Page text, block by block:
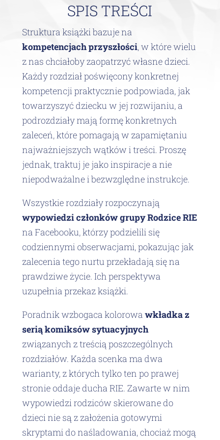
SPIS TREŚCI
Struktura książki bazuje na
kompetencjach przyszłości, w które wielu
z nas chciałoby zaopatrzyć własne dzieci.
Każdy rozdział poświęcony konkretnej
kompetencji praktycznie podpowiada, jak
towarzyszyć dziecku w jej rozwijaniu, a
podrozdziały mają formę konkretnych
zaleceń, które pomagają w zapamiętaniu
najważniejszych wątków i treści. Proszę
jednak, traktuj je jako inspiracje a nie
niepodważalne i bezwzględne instrukcje.
Wszystkie rozdziały rozpoczynają
wypowiedzi członków grupy Rodzice RIE
na Facebooku, którzy podzielili się
codziennymi obserwacjami, pokazując jak
zalecenia tego nurtu przekładają się na
prawdziwe życie. Ich perspektywa
uzupełnia przekaz książki.
Poradnik wzbogaca kolorowa wkładka z
serią komiksów sytuacyjnych
związanych z treścią poszczególnych
rozdziałów. Każda scenka ma dwa
warianty, z których tylko ten po prawej
stronie oddaje ducha RIE. Zawarte w nim
wypowiedzi rodziców skierowane do
dzieci nie są z założenia gotowymi
skryptami do naśladowania, chociaż mogą